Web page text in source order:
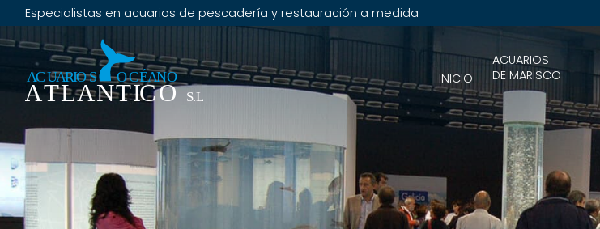
Especialistas en acuarios de pescadería y restauración a medida
INICIO
ACUARIOS
DE MARISCO